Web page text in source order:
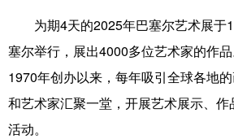
彩票 娱乐 时
文化产业
为期4天的2025年巴塞尔艺术展于
塞尔举行，展出4000多位艺术家的作
1970年创办以来，每年吸引全球各地
和艺术家汇聚一堂，开展艺术展示、作
活动。